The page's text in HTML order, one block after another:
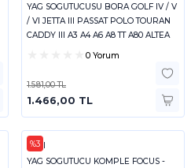
YAG SOGUTUCUSU BORA GOLF IV / V
/ VI JETTA III PASSAT POLO TOURAN
CADDY III A3 A4 A6 A8 TT A80 ALTEA
0 Yorum
1.581,00 TL
1.466,00 TL
%3
FEBI
YAG SOGUTUCU KOMPLE FOCUS -